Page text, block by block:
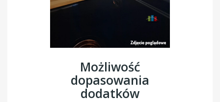
Możliwość
dopasowania
dodatków